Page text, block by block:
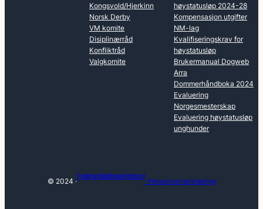
Kongsvold/Hjerkinn
Norsk Derby
VM komite
Disiplinærråd
Konfliktråd
Valgkomite
høystatusløp 2024-28
Kompensasjon utgifter
NM-lag
Kvalifiseringskrav for
høystatusløp
Brukermanual Dogweb
Arra
Dommerhåndboka 2024
Evaluering
Norgesmesterskap
Evaluering høystatusløp
unghunder
© 2024 ·
Fuglehundklubbenes Forbund
· Personvernerklæring